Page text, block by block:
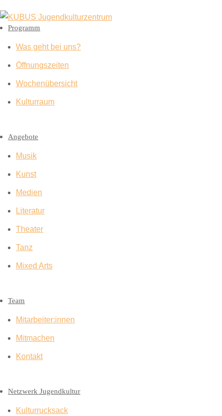
Programm
Was geht bei uns?
Öffnungszeiten
Wochenübersicht
Kulturraum
Angebote
Musik
Kunst
Medien
Literatur
Theater
Tanz
Mixed Arts
Team
Mitarbeiter:innen
Mitmachen
Kontakt
Netzwerk Jugendkultur
Kulturrucksack